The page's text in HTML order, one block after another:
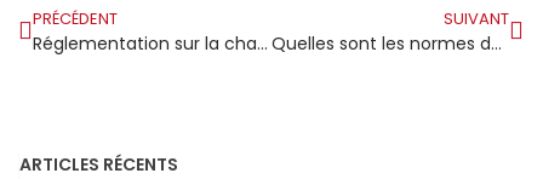
PRÉCÉDENT
Réglementation sur la charpente en bois à Bordeaux
SUIVANT
Quelles sont les normes de séchage pour le bois de schéma ?
ARTICLES RÉCENTS